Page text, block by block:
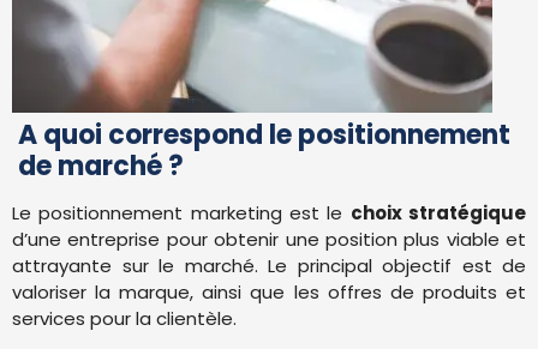
A quoi correspond le positionnement
de marché ?
Le positionnement marketing est le choix stratégique
d’une entreprise pour obtenir une position plus viable et
attrayante sur le marché. Le principal objectif est de
valoriser la marque, ainsi que les offres de produits et
services pour la clientèle.